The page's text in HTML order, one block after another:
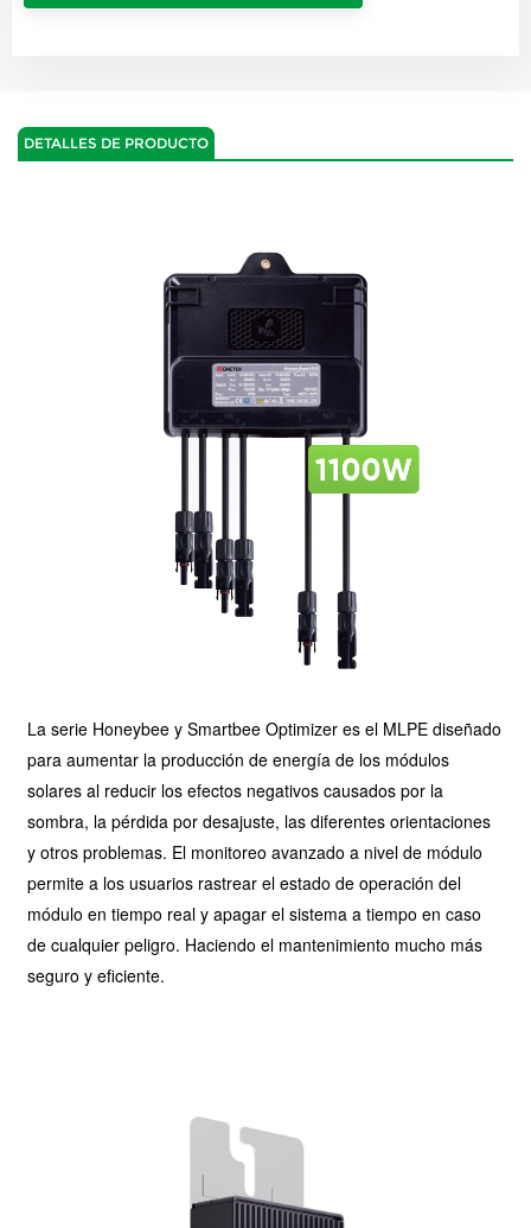
DETALLES DE PRODUCTO
La serie Honeybee y Smartbee Optimizer es el MLPE diseñado
para aumentar la producción de energía de los módulos
solares al reducir los efectos negativos causados por la
sombra, la pérdida por desajuste, las diferentes orientaciones
y otros problemas. El monitoreo avanzado a nivel de módulo
permite a los usuarios rastrear el estado de operación del
módulo en tiempo real y apagar el sistema a tiempo en caso
de cualquier peligro. Haciendo el mantenimiento mucho más
seguro y eficiente.